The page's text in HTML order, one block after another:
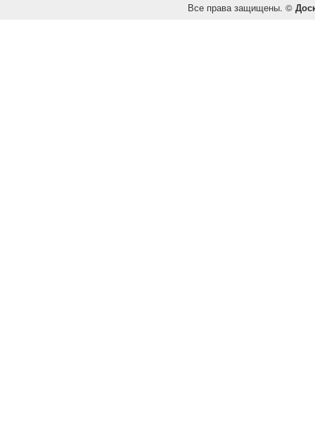
Все права защищены. ©